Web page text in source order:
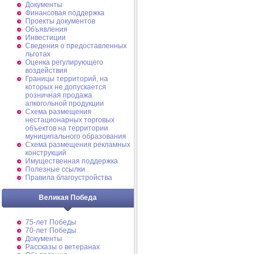
Документы
Финансовая поддержка
Проекты документов
Объявления
Инвестиции
Сведения о предоставленных
льготах
Оценка регулирующего
воздействия
Границы территорий, на
которых не допускается
розничная продажа
алкогольной продукции
Схема размещения
нестационарных торговых
объектов на территории
муниципального образования
Схема размещения рекламных
конструкций
Имущественная поддержка
Полезные ссылки
Правила благоустройства
Великая Победа
75-лет Победы
70-лет Победы
Документы
Рассказы о ветеранах